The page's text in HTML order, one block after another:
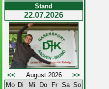
Stand
22.07.2026
<< >>
August 2026
Mo Di Mi Do Fr Sa So